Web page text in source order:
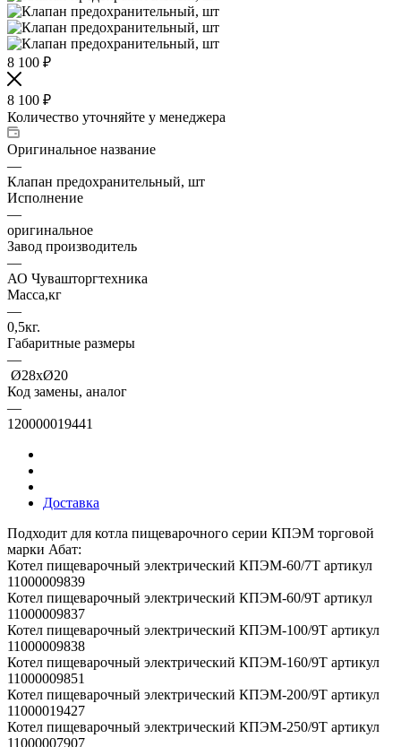
8 100 ₽
8 100 ₽
Количество уточняйте у менеджера
Оригинальное название
—
Клапан предохранительный, шт
Исполнение
—
оригинальное
Завод производитель
—
АО Чувашторгтехника
Масса,кг
—
0,5кг.
Габаритные размеры
—
Ø28хØ20
Код замены, аналог
—
120000019441
Доставка
Подходит для котла пищеварочного серии КПЭМ торговой
марки Абат:
Котел пищеварочный электрический КПЭМ-60/7Т артикул
11000009839
Котел пищеварочный электрический КПЭМ-60/9Т артикул
11000009837
Котел пищеварочный электрический КПЭМ-100/9Т артикул
11000009838
Котел пищеварочный электрический КПЭМ-160/9Т артикул
11000009851
Котел пищеварочный электрический КПЭМ-200/9Т артикул
11000019427
Котел пищеварочный электрический КПЭМ-250/9Т артикул
11000007907